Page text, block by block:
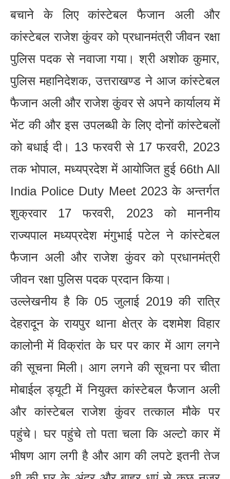
बचाने के लिए कांस्टेबल फैजान अली और
कांस्टेबल राजेश कुंवर को प्रधानमंत्री जीवन रक्षा
पुलिस पदक से नवाजा गया। श्री अशोक कुमार,
पुलिस महानिदेशक, उत्तराखण्ड ने आज कांस्टेबल
फैजान अली और राजेश कुंवर से अपने कार्यालय में
भेंट की और इस उपलब्धी के लिए दोनों कांस्टेबलों
को बधाई दी। 13 फरवरी से 17 फरवरी, 2023
तक भोपाल, मध्यप्रदेश में आयोजित हुई 66th All
India Police Duty Meet 2023 के अन्तर्गत
शुक्रवार 17 फरवरी, 2023 को माननीय
राज्यपाल मध्यप्रदेश मंगुभाई पटेल ने कांस्टेबल
फैजान अली और राजेश कुंवर को प्रधानमंत्री
जीवन रक्षा पुलिस पदक प्रदान किया।
उल्लेखनीय है कि 05 जुलाई 2019 की रात्रि
देहरादून के रायपुर थाना क्षेत्र के दशमेश विहार
कालोनी में विक्रांत के घर पर कार में आग लगने
की सूचना मिली। आग लगने की सूचना पर चीता
मोबाईल ड्यूटी में नियुक्त कांस्टेबल फैजान अली
और कांस्टेबल राजेश कुंवर तत्काल मौके पर
पहुंचे। घर पहुंचे तो पता चला कि अल्टो कार में
भीषण आग लगी है और आग की लपटे इतनी तेज